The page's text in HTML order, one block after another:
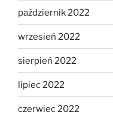
październik 2022
wrzesień 2022
sierpień 2022
lipiec 2022
czerwiec 2022